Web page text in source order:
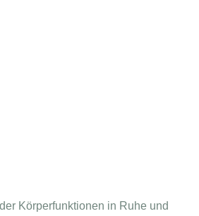
Körperfunktionen in Ruhe und